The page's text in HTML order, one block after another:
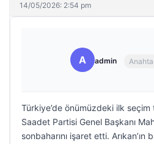
14/05/2026: 2:54 pm
A admin
Türkiye’de önümüzdeki ilk
Saadet Partisi Genel Başkanı
sonbaharını işaret etti. Arıkan’ın